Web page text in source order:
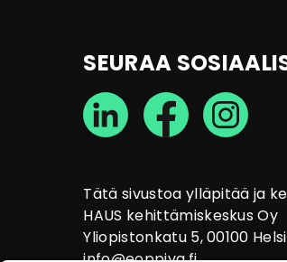
SEURAA
Tätä sivustoa ylläpitää ja
HAUS kehittämiskeskus Oy
Yliopistonkatu 5, 00100